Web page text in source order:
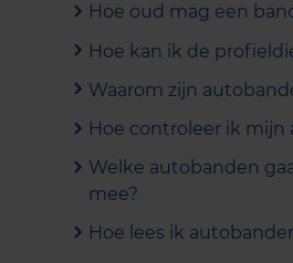
Hoe oud mag een
Hoe kan ik de
Waarom zijn
Hoe controleer ik mijn
Welke autobanden
mee?
Hoe lees ik